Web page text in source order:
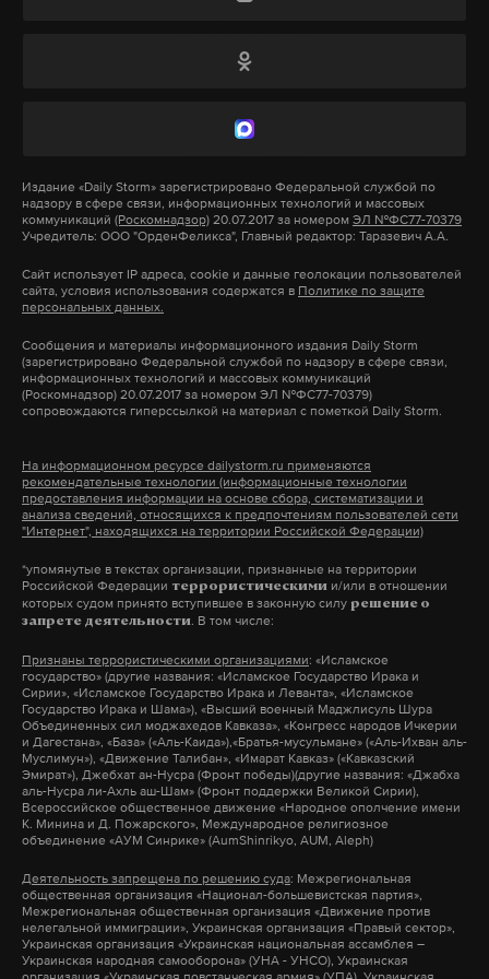
Жорошов С.А.
Рыльченко А.А.
Шеварев М.Н.
Москвитин С.А.
Кирзинко А.В.
Шишков Г.А.
Вологошев Д.А.
Журавский А.Ю.
Шапошников Е.Ю.
Плаксин Ф.С.
Голубчик И.А.
Анорин С.В.
142 горняка шахты «АЛРОСА» на руднике «Мир» в
Якутии подняты на поверхность после
случившейся сегодня, 4 августа, аварии, судьба
еще девяти шахтеров неизвестна. На данный
сообщил источник Daily Storm в оперативных
службах региона. Во время происшествия в шахте
работал 151 человек.
Еланский проводят проверку группа
Центрального военного округа во главе с
заместителем командующего генерал-
лейтенантом Хасаном Калоевым и сотрудники
военного следственного отдела и военной
прокуратуры. 3 августа с проверкой в
Екатеринбург прибыл министр обороны Сергей
Шойгу.
Возбуждено два уголовных дела — «Нарушение
уставных правил взаимоотношений между
военнослужащими при отсутствии между ними
отношений подчиненности» и «Насильственные
Массовая драка между контрактниками местного
гарнизона и группой бойцов из Тувы произошла
Издание «Daily Storm» зарегистрировано Федеральной службой по
надзору в сфере связи, информационных технологий и массовых
коммуникаций (Роскомнадзор) 20.07.2017 за номером ЭЛ №ФС77-70379
Учредитель: ООО "ОрденФеликса", Главный редактор: Таразевич А.А.
Сайт использует IP адреса, cookie и данные геолокации пользователей
сайта, условия использования содержатся в Политике по защите
персональных данных.
Сообщения и материалы информационного издания Daily Storm
(зарегистрировано Федеральной службой по надзору в сфере связи,
информационных технологий и массовых коммуникаций
(Роскомнадзор) 20.07.2017 за номером ЭЛ №ФС77-70379)
сопровождаются гиперссылкой на материал с пометкой Daily Storm.
На информационном ресурсе dailystorm.ru применяются
рекомендательные технологии (информационные технологии
предоставления информации на основе сбора, систематизации и
анализа сведений, относящихся к предпочтениям пользователей сети
"Интернет", находящихся на территории Российской Федерации)
*упомянутые в текстах организации, признанные на территории
Российской Федерации террористическими и/или в отношении
которых судом принято вступившее в законную силу решение о
запрете деятельности. В том числе:
Признаны террористическими организациями: «Исламское
государство» (другие названия: «Исламское Государство Ирака и
Сирии», «Исламское Государство Ирака и Леванта», «Исламское
Государство Ирака и Шама»), «Высший военный Маджлисуль Шура
Объединенных сил моджахедов Кавказа», «Конгресс народов Ичкерии
и Дагестана», «База» («Аль-Каида»),«Братья-мусульмане» («Аль-Ихван аль-
Муслимун»), «Движение Талибан», «Имарат Кавказ» («Кавказский
Эмират»), Джебхат ан-Нусра (Фронт победы)(другие названия: «Джабха
аль-Нусра ли-Ахль аш-Шам» (Фронт поддержки Великой Сирии),
Всероссийское общественное движение «Народное ополчение имени
К. Минина и Д. Пожарского», Международное религиозное
объединение «АУМ Синрике» (AumShinrikyo, AUM, Aleph)
Деятельность запрещена по решению суда: Межрегиональная
общественная организация «Национал-большевистская партия»,
Межрегиональная общественная организация «Движение против
нелегальной иммиграции», Украинская организация «Правый сектор»,
Украинская организация «Украинская национальная ассамблея –
Украинская народная самооборона» (УНА - УНСО), Украинская